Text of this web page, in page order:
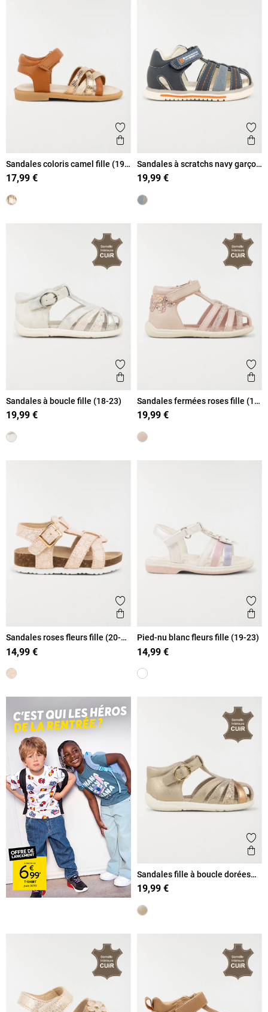
Ajouter aux favoris
Aperçu rapide
Sandales coloris camel fille (19-
23)
17,99 €
Sandales à scratchs navy garçon
(20-23)
19,99 €
Ajouter aux favoris
Aperçu rapide
Sandales à boucle fille (18-23)
19,99 €
Sandales fermées roses fille (18-
23)
19,99 €
Ajouter aux favoris
Aperçu rapide
Sandales roses fleurs fille (20-
23)
14,99 €
Pied-nu blanc fleurs fille (19-23)
14,99 €
Sandales fille à boucle dorées
(18-23)
19,99 €